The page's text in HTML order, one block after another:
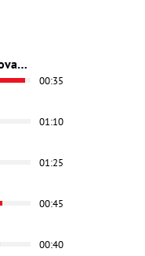
NCIS - Námorný vyšetrovací úrad
00:35
01:10
01:25
00:45
00:40